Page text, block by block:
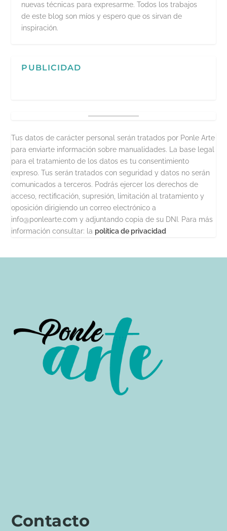
nuevas técnicas para expresarme. Todos los trabajos
de este blog son míos y espero que os sirvan de
inspiración.
PUBLICIDAD
Tus datos de carácter personal serán tratados por Ponle Arte
para enviarte información sobre manualidades. La base legal
para el tratamiento de los datos es tu consentimiento
expreso. Tus serán tratados con seguridad y datos no serán
comunicados a terceros. Podrás ejercer los derechos de
acceso, rectificación, supresión, limitación al tratamiento y
oposición dirigiendo un correo electrónico a
info@ponlearte.com y adjuntando copia de su DNI. Para más
información consultar: la política de privacidad
Contacto